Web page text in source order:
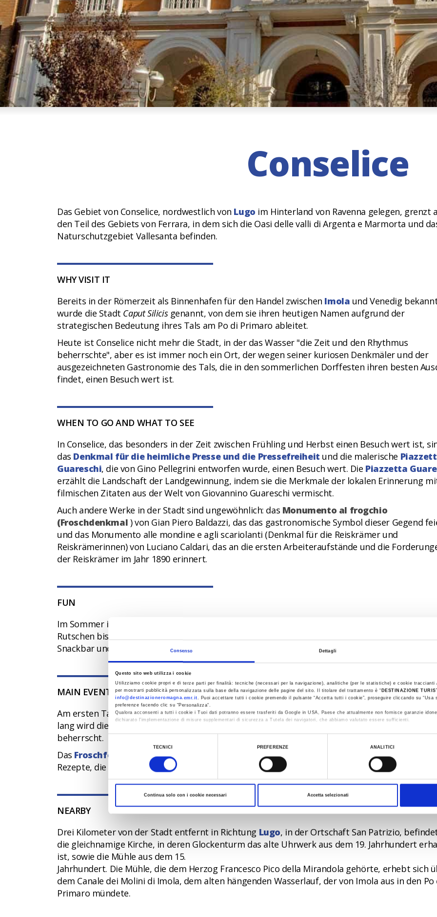
Consenso Dettagli
Questo sito web utilizza i cookie
Utilizziamo cookie propri e di terze parti per finalità: tecniche (necessari per la navigazione), analitiche (per le statistiche) e cookie
per mostrarti pubblicità personalizzata sulla base della navigazione delle pagine del sito. Il titolare del trattamento è “DESTINAZIONE
info@destinazioneromagna.emr.it. Puoi accettare tutti i cookie premendo il pulsante “Accetta tutti i cookie”, proseguire cliccando su
preferenze facendo clic su “Personalizza”.
Qualora acconsenti a tutti i cookie i Tuoi dati potranno essere trasferiti da Google in USA, Paese che attualmente non fornisce garanzie
dichiarato l’implementazione di misure supplementari di sicurezza a Tutela dei navigatori, che abbiamo valutato essere sufficienti.
Al fine di revocare il consenso prestato e visualizzare le informazioni complete sul trattamento dati clicca qui:Cookie Policy
TECNICI PREFERENZE ANALITICI
Continua solo con i cookie necessari Accetta selezionati
Conselice
Das Gebiet von Conselice, nordwestlich von Lugo im Hinterland von Ravenna gelegen, grenzt
den Teil des Gebiets von Ferrara, in dem sich die Oasi delle valli di Argenta e Marmorta und
Naturschutzgebiet Vallesanta befinden.
WHY VISIT IT
Bereits in der Römerzeit als Binnenhafen für den Handel zwischen Imola und Venedig
wurde die Stadt Caput Silicisgenannt, von dem sie ihren heutigen Namen aufgrund der
strategischen Bedeutung ihres Tals am Po di Primaro ableitet.
Heute ist Conselice nicht mehr die Stadt, in der das Wasser "die Zeit und den Rhythmus
beherrschte", aber es ist immer noch ein Ort, der wegen seiner kuriosen Denkmäler und der
ausgezeichneten Gastronomie des Tals, die in den sommerlichen Dorffesten ihren besten
findet, einen Besuch wert ist.
WHEN TO GO AND WHAT TO SEE
In Conselice, das besonders in der Zeit zwischen Frühling und Herbst einen Besuch wert ist,
das Denkmal für die heimliche Presse und die Pressefreiheit und die malerische
Guareschi, die von Gino Pellegrini entworfen wurde, einen Besuch wert. Die Piazzetta
erzählt die Landschaft der Landgewinnung, indem sie die Merkmale der lokalen Erinnerung
filmischen Zitaten aus der Welt von Giovannino Guareschi vermischt.
Auch andere Werke in der Stadt sind ungewöhnlich: das Monumento al frogchio
(Froschdenkmal ) von Gian Piero Baldazzi, das das gastronomische Symbol dieser Gegend
und das Monumento alle mondine e agli scariolanti (Denkmal für die Reiskrämer und
Reiskrämerinnen) von Luciano Caldari, das an die ersten Arbeiteraufstände und die
der Reiskrämer im Jahr 1890 erinnert.
FUN
Im Sommer ist ein Besuch im
Rutschen bis zum Wellenbad, von den Wasserspielen bis zum Solarium; ausgestattet mit
Snackbar und einem kleinen Veranstaltungsbereich ist Spaß garantiert.
MAIN EVENTS
Am ersten Tag der Fastenzeit findet seit 1919 derKarneval von St. Grugnonestatt: Zehn
lang wird die in "Boysteland" umbenannte Stadt von König "Pangiagleba" und seinen Ministern
beherrscht.
Das Froschfest
findet jedes Jahr am dritten Wochenende im September statt: Es gibt
Rezepte, die auf dieser "Amphibie" basieren, die sich sogar ein Denkmal verdient hat.
NEARBY
Drei Kilometer von der Stadt entfernt in Richtung Lugo, in der Ortschaft San Patrizio,
die gleichnamige Kirche, in deren Glockenturm das alte Uhrwerk aus dem 19. Jahrhundert
ist, sowie die Mühle aus dem 15.
Jahrhundert. Die Mühle, die dem Herzog Francesco Pico della Mirandola gehörte, erhebt sich
dem Canale dei Molini di Imola, dem alten hängenden Wasserlauf, der von Imola aus in den Po
Primaro mündete.